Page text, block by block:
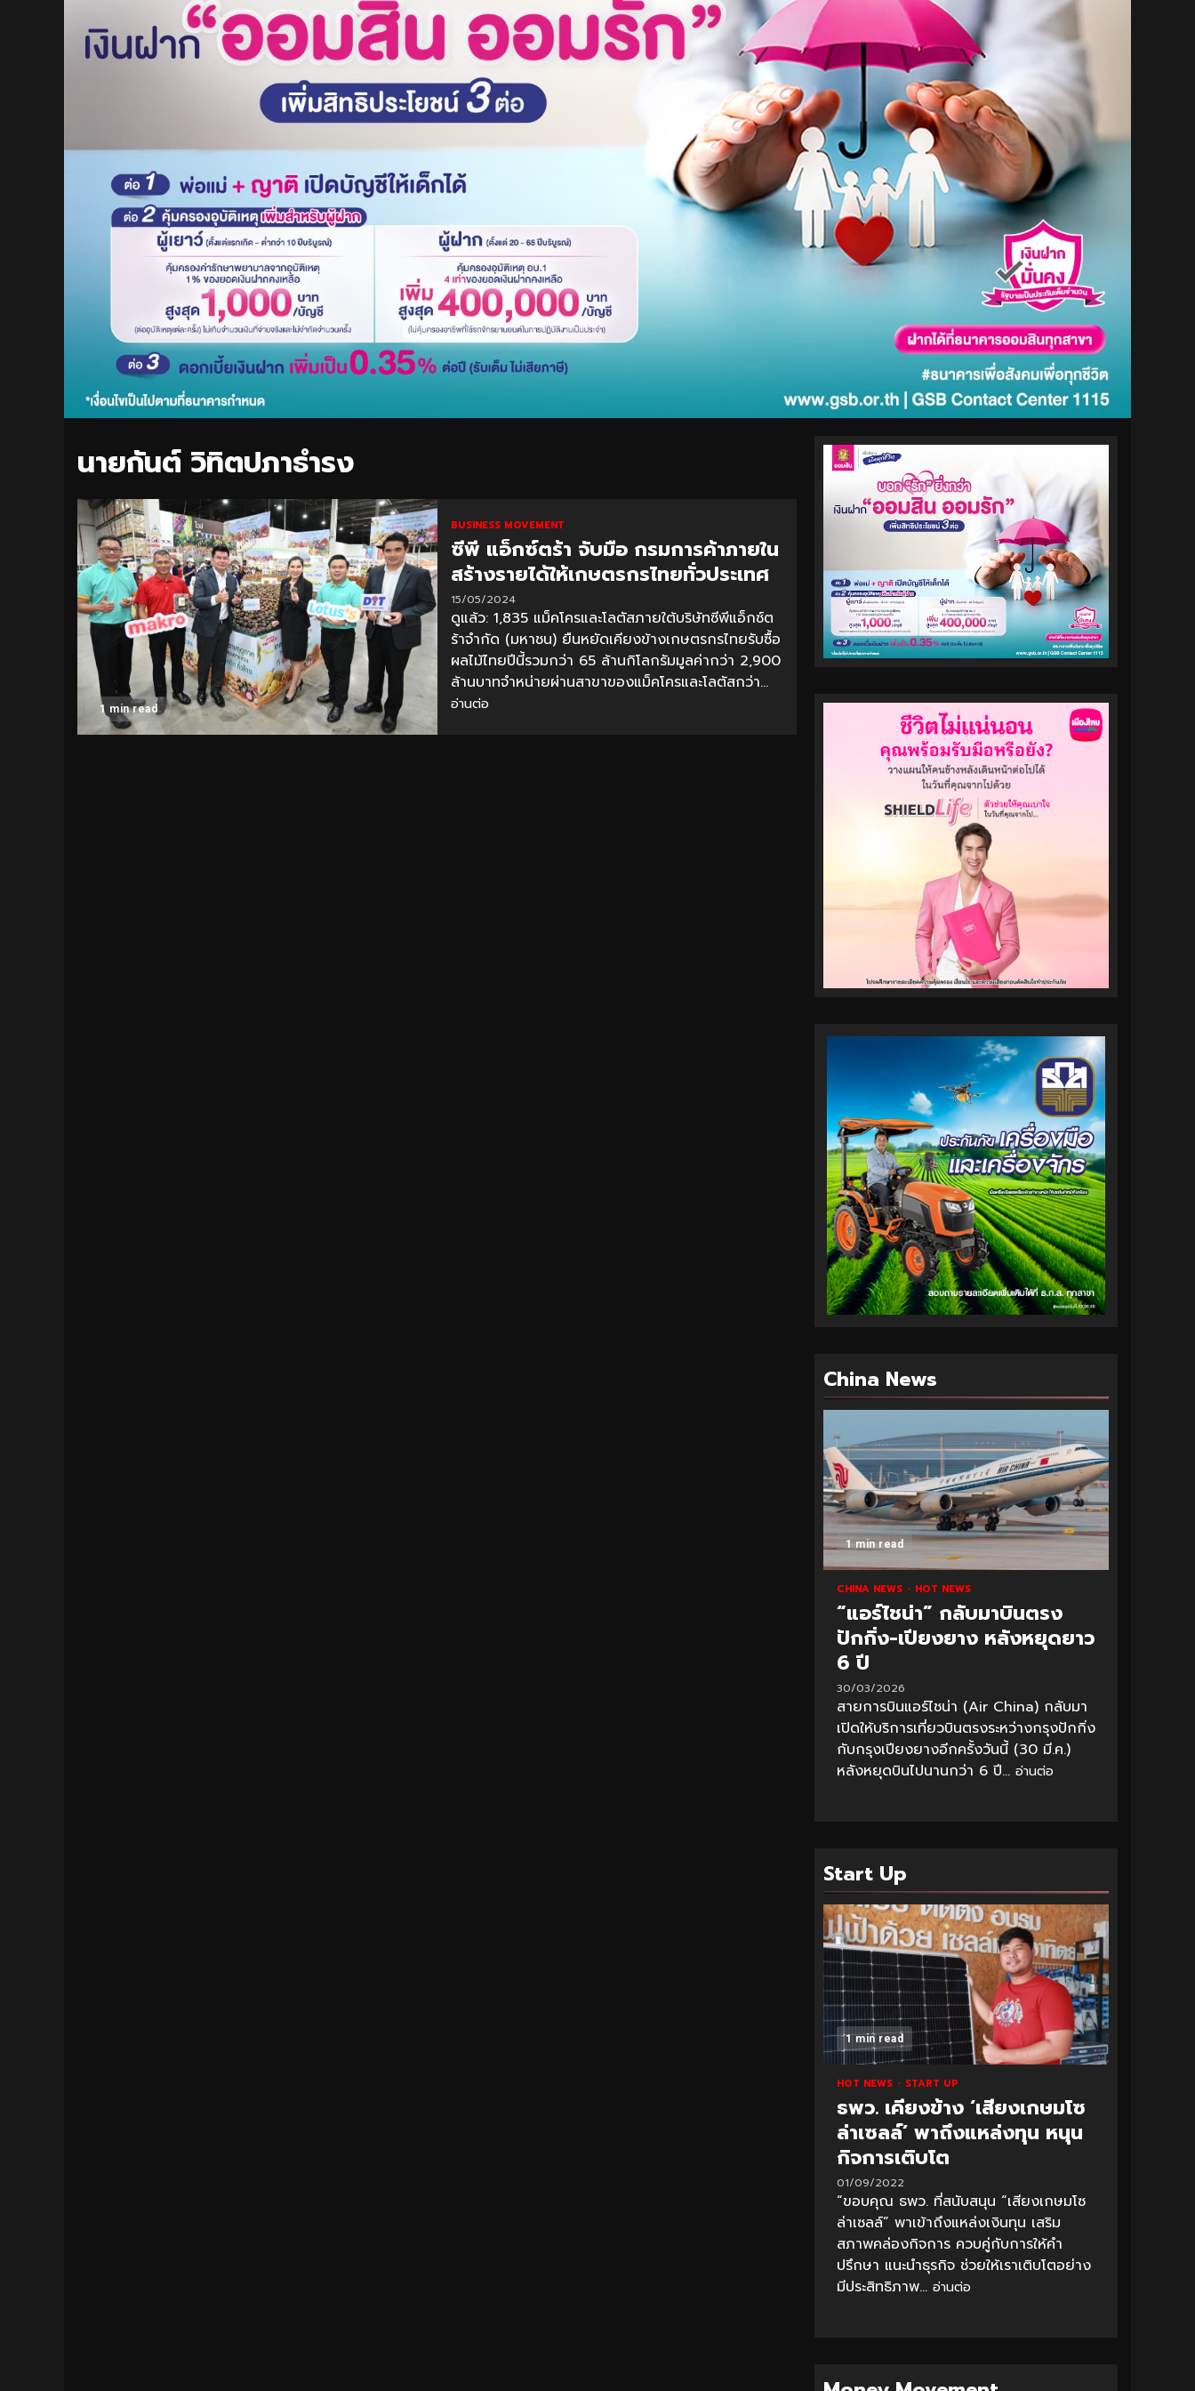
นายกันต์ วิทิตปภาธำรง
1 min read
BUSINESS MOVEMENT
ซีพี แอ็กซ์ตร้า จับมือ กรมการค้าภายใน
สร้างรายได้ให้เกษตรกรไทยทั่วประเทศ
15/05/2024
ดูแล้ว: 1,835 แม็คโครและโลตัสภายใต้บริษัทซีพีแอ็กซ์ต
ร้าจำกัด (มหาชน) ยืนหยัดเคียงข้างเกษตรกรไทยรับซื้อ
ผลไม้ไทยปีนี้รวมกว่า 65 ล้านกิโลกรัมมูลค่ากว่า 2,900
ล้านบาทจำหน่ายผ่านสาขาของแม็คโครและโลตัสกว่า...
อ่านต่อ
China News
1 min read
CHINA NEWS HOT NEWS
“แอร์ไชน่า” กลับมาบินตรง
ปักกิ่ง-เปียงยาง หลังหยุดยาว
6 ปี
30/03/2026
สายการบินแอร์ไชน่า (Air China) กลับมา
เปิดให้บริการเที่ยวบินตรงระหว่างกรุงปักกิ่ง
กับกรุงเปียงยางอีกครั้งวันนี้ (30 มี.ค.)
หลังหยุดบินไปนานกว่า 6 ปี... อ่านต่อ
Start Up
1 min read
HOT NEWS START UP
ธพว. เคียงข้าง ‘เสียงเกษมโซ
ล่าเซลล์’ พาถึงแหล่งทุน หนุน
กิจการเติบโต
01/09/2022
“ขอบคุณ ธพว. ที่สนับสนุน “เสียงเกษมโซ
ล่าเซลล์” พาเข้าถึงแหล่งเงินทุน เสริม
สภาพคล่องกิจการ ควบคู่กับการให้คำ
ปรึกษา แนะนำธุรกิจ ช่วยให้เราเติบโตอย่าง
มีประสิทธิภาพ... อ่านต่อ